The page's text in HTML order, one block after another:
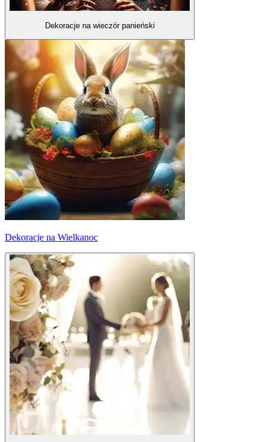
Dekoracje na wieczór panieński
Dekoracje na Wielkanoc